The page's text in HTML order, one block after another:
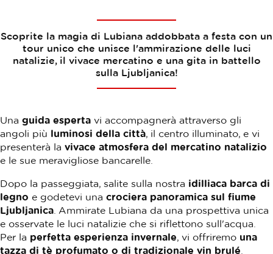
Scoprite la magia di Lubiana addobbata a festa con un
tour unico che unisce l'ammirazione delle luci
natalizie, il vivace mercatino e una gita in battello
sulla Ljubljanica!
Una guida esperta vi accompagnerà attraverso gli
angoli più luminosi della città, il centro illuminato, e vi
presenterà la vivace atmosfera del mercatino natalizio
e le sue meravigliose bancarelle.
Dopo la passeggiata, salite sulla nostra idilliaca barca di
legno e godetevi una crociera panoramica sul fiume
Ljubljanica . Ammirate Lubiana da una prospettiva unica
e osservate le luci natalizie che si riflettono sull'acqua.
Per la perfetta esperienza invernale, vi offriremo una
tazza di tè profumato o di tradizionale vin brulé